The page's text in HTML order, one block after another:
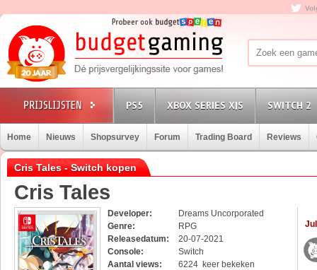
PS5 XBOX SERIES X|S SWITCH 2
Home Nieuws Shopsurvey Forum Trading Board Reviews
Cris Tales - Switch kopen
Cris Tales
Developer:
Dreams Uncorporated
Genre:
RPG
Releasedatum:
20-07-2021
Console:
Switch
Aantal views:
6224 keer bekeken